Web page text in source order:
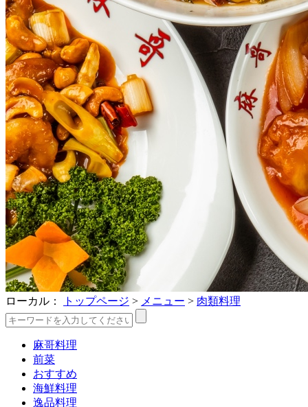
ローカル： トップページ > メニュー > 肉類料理
麻哥料理
前菜
おすすめ
海鮮料理
逸品料理